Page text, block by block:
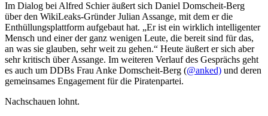
Im Dialog bei Alfred Schier äußert sich Daniel Domscheit-Berg
über den WikiLeaks-Gründer Julian Assange, mit dem er die
Enthüllungsplattform aufgebaut hat. „Er ist ein wirklich intelligenter
Mensch und einer der ganz wenigen Leute, die bereit sind für das,
an was sie glauben, sehr weit zu gehen.“ Heute äußert er sich aber
sehr kritisch über Assange. Im weiteren Verlauf des Gesprächs geht
es auch um DDBs Frau Anke Domscheit-Berg (@anked) und deren
gemeinsames Engagement für die Piratenpartei.
Nachschauen lohnt.